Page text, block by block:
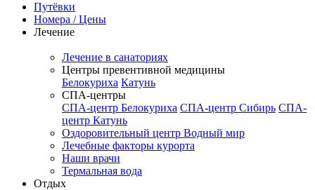
Путёвки
Номера / Цены
Лечение
Лечение в санаториях
Центры превентивной медицины
Белокуриха Катунь
СПА-центры
СПА-центр Белокуриха СПА-центр Сибирь СПА-
центр Катунь
Оздоровительный центр Водный мир
Лечебные факторы курорта
Наши врачи
Термальная вода
Отдых